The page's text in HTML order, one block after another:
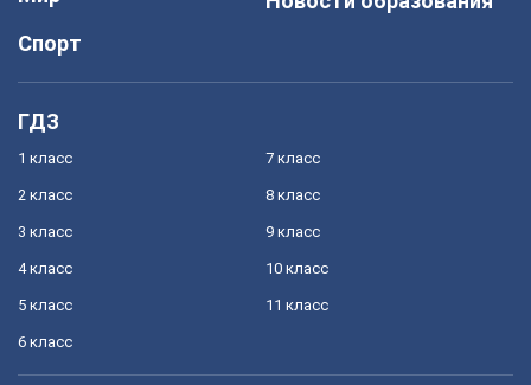
Спорт
ГДЗ
1 класс
2 класс
3 класс
4 класс
5 класс
6 класс
7 класс
8 класс
9 класс
10 класс
11 класс